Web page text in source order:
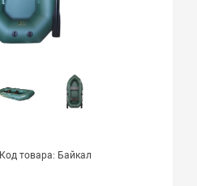
Код товара: Байкал